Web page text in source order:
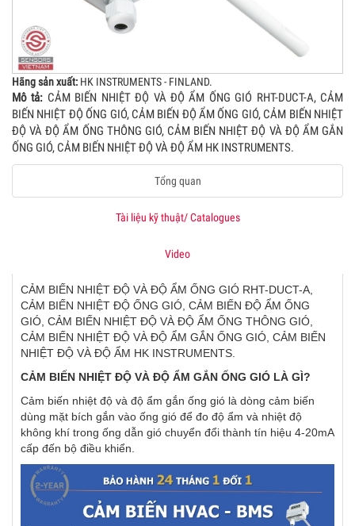
Hãng sản xuất: HK INSTRUMENTS - FINLAND.
Mô tả: CẢM BIẾN NHIỆT ĐỘ VÀ ĐỘ ẨM ỐNG GIÓ RHT-DUCT-A, CẢM
BIẾN NHIỆT ĐỘ ỐNG GIÓ, CẢM BIẾN ĐỘ ẨM ỐNG GIÓ, CẢM BIẾN NHIỆT
ĐỘ VÀ ĐỘ ẨM ỐNG THÔNG GIÓ, CẢM BIẾN NHIỆT ĐỘ VÀ ĐỘ ẨM GẮN
ỐNG GIÓ, CẢM BIẾN NHIỆT ĐỘ VÀ ĐỘ ẨM HK INSTRUMENTS.
Tổng quan
Tài liệu kỹ thuật/ Catalogues
Video
CẢM BIẾN NHIỆT ĐỘ VÀ ĐỘ ẨM ỐNG GIÓ RHT-DUCT-A,
CẢM BIẾN NHIỆT ĐỘ ỐNG GIÓ, CẢM BIẾN ĐỘ ẨM ỐNG
GIÓ, CẢM BIẾN NHIỆT ĐỘ VÀ ĐỘ ẨM ỐNG THÔNG GIÓ,
CẢM BIẾN NHIỆT ĐỘ VÀ ĐỘ ẨM GẮN ỐNG GIÓ, CẢM BIẾN
NHIỆT ĐỘ VÀ ĐỘ ẨM HK INSTRUMENTS.
CẢM BIẾN NHIỆT ĐỘ VÀ ĐỘ ẨM GẮN ỐNG GIÓ LÀ GÌ?
Cảm biến nhiệt độ và độ ẩm gắn ống gió là dòng cảm biến
dùng mặt bích gắn vào ống gió để đo độ ẩm và nhiệt độ
không khí trong ống dẫn gió chuyển đổi thành tín hiệu 4-20mA
cấp đến bộ điều khiển.